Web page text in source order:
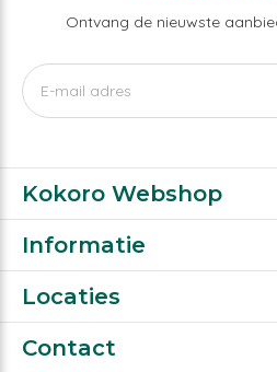
Ontvang de nieuwste
Kokoro Webshop
Informatie
Locaties
Contact